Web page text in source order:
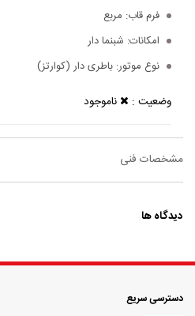
فرم قاب: مربع
امکانات: شبنما دار
نوع موتور: باطری دار (کوارتز)
وضعیت : ناموجود
مشخصات فنی
دیدگاه ها
دسترسی سریع